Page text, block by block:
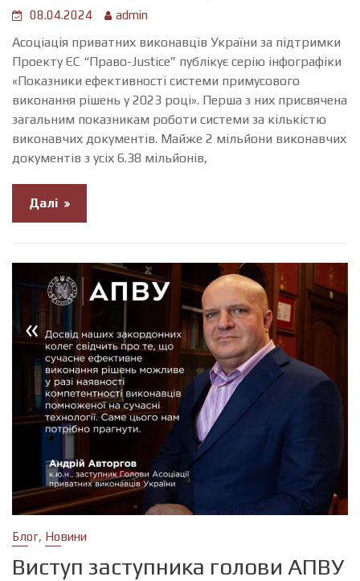
08.04.2024 admin
Асоціація приватних виконавців України за підтримки
Проекту ЄС “Право-Justice” публікує серію інфографіки
«Показники ефективності системи примусового
виконання рішень у 2023 році». Перша з них присвячена
загальним показникам роботи системи за кількістю
виконавчих документів. Майже 2 мільйони виконавчих
документів з усіх 6.38 мільйонів,
Далі
Блог, Новини
Виступ заступника голови АПВУ